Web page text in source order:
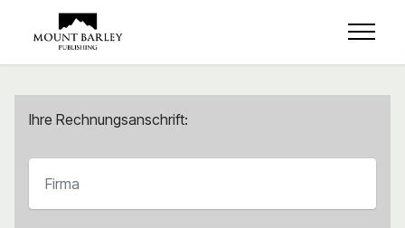
Ihre Rechnungsanschrift: